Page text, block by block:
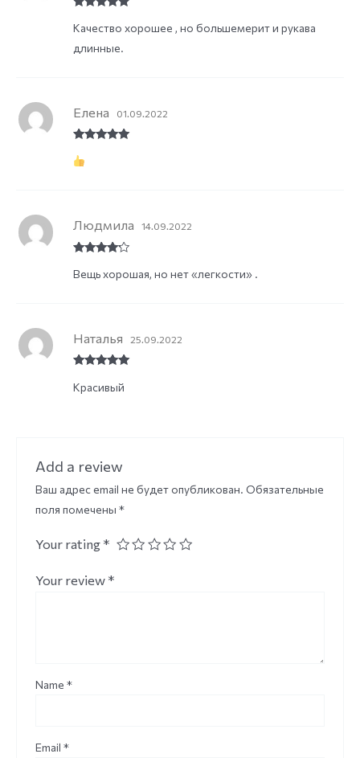
of 5
Качество хорошее , но большемерит и рукава
длинные.
of 5
Елена 01.09.2022
out of 5
Людмила 14.09.2022
Вещь хорошая, но нет «легкости» .
of 5
Наталья 25.09.2022
Красивый
Add a review
Ваш адрес email не будет опубликован. Обязательные
поля помечены *
Your rating *
Your review *
Name *
Email *